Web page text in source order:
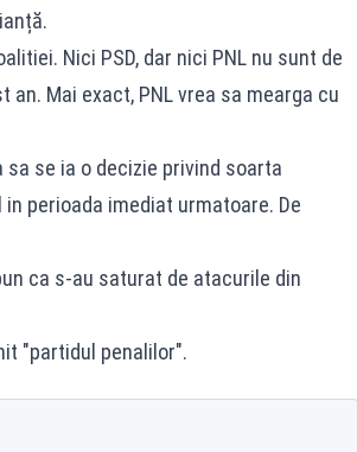
Nici PSD, dar nici PNL nu sunt de
Mai exact, PNL vrea sa mearga cu
se ia o decizie privind soarta
perioada imediat urmatoare. De
ca s-au saturat de atacurile din
"partidul penalilor".